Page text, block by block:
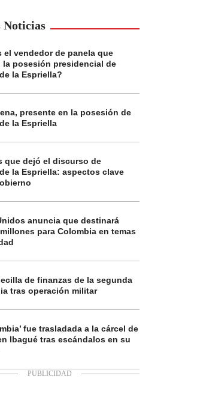
el vendedor de panela que
la posesión presidencial de
la Espriella?
presente en la posesión de
la Espriella
que dejó el discurso de
la Espriella: aspectos clave
anuncia que destinará
millones para Colombia en temas
de finanzas de la segunda
tras operación militar
fue trasladada a la cárcel de
Ibagué tras escándalos en su